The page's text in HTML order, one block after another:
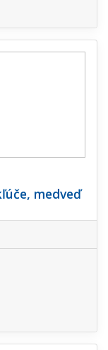
medveď